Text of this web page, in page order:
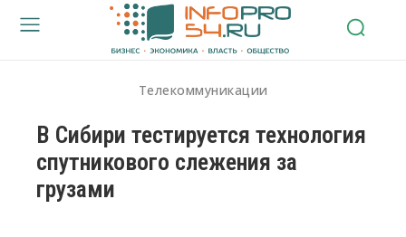
Телекоммуникации
В Сибири тестируется технология
спутникового слежения за
грузами